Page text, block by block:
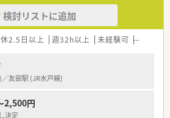
検討リストに追加
2.5日以上 週32h以上 未経験可 ブランク
友部駅 (JR水戸線)
2,500円
決定